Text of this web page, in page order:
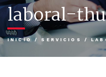
laboral-
INICIO/ SERVICIOS /